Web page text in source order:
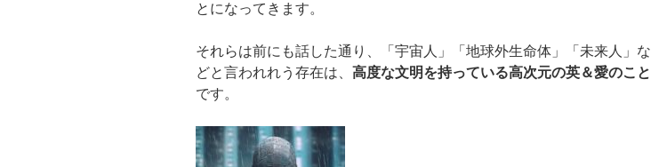
とになってきます。
それらは前にも話した通り、「宇宙人」「地球外生命体」「未来人」な
どと言われれう存在は、 高度な文明を持っている高次元の英＆愛のこと
です。